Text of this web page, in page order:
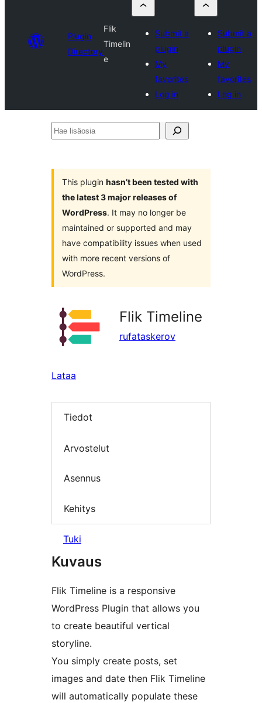
Plugin
Directory
Flik
Timelin
e
Submit a
plugin
My
favorites
Log in
Submit a
plugin
My
favorites
Log in
Hae
This plugin hasn’t been tested with
the latest 3 major releases of
WordPress. It may no longer be
maintained or supported and may
have compatibility issues when used
with more recent versions of
WordPress.
Flik Timeline
rufataskerov
Lataa
Tiedot
Arvostelut
Asennus
Kehitys
Tuki
Kuvaus
Flik Timeline is a responsive
WordPress Plugin that allows you
to create beautiful vertical
storyline.
You simply create posts, set
images and date then Flik Timeline
will automatically populate these